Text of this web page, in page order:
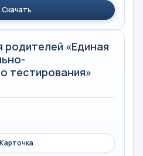
Скачать
«Единая
тестирования»
Карточка